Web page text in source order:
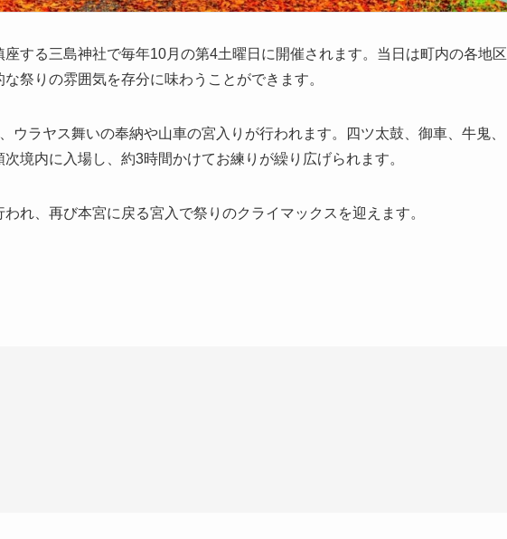
する三島神社で毎年10月の第4土曜日に開催されます。当日は町内の各地区
祭りの雰囲気を存分に味わうことができます。
ウラヤス舞いの奉納や山車の宮入りが行われます。四ツ太鼓、御車、牛鬼、
境内に入場し、約3時間かけてお練りが繰り広げられます。
れ、再び本宮に戻る宮入で祭りのクライマックスを迎えます。